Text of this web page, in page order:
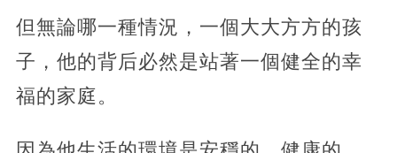
但無論哪一種情況，一個大大方方的孩
子，他的背后必然是站著一個健全的幸
福的家庭。